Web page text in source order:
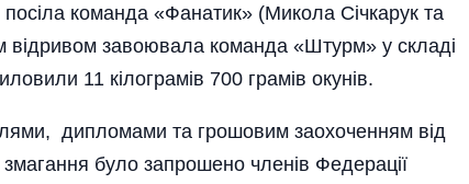
команда «Фанатик» (Микола Січкарук та
завоювала команда «Штурм» у складі
11 кіло­грамів 700 грамів окунів.
дипломами та грошовим заохоченням від
було запрошено членів Федерації